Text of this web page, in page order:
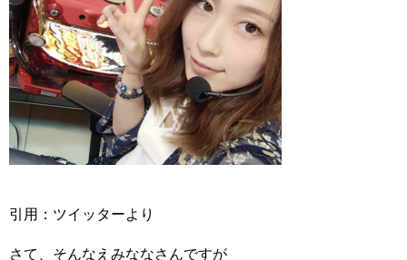
引用：ツイッターより
さて、そんなえみななさんですが